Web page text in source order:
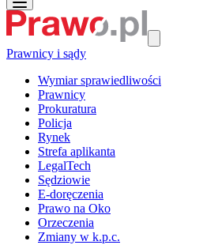
Prawnicy i sądy
Wymiar sprawiedliwości
Prawnicy
Prokuratura
Policja
Rynek
Strefa aplikanta
LegalTech
Sędziowie
E-doręczenia
Prawo na Oko
Orzeczenia
Zmiany w k.p.c.